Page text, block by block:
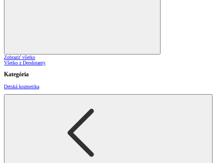
Zobraziť všetko
Všetko z Deodoranty
Kategória
Detská kozmetika